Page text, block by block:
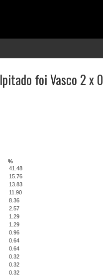
foi Vasco 2 x 0
%
41.48
15.76
13.83
11.90
8.36
2.57
1.29
1.29
0.96
0.64
0.64
0.32
0.32
0.32